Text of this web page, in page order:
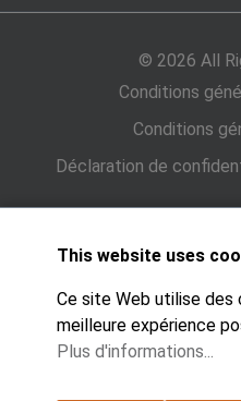
© 2026 All
Conditions
Conditions
Déclaration de
This website uses
Ce site Web utilise des
meilleure expérience
Plus d'informations...